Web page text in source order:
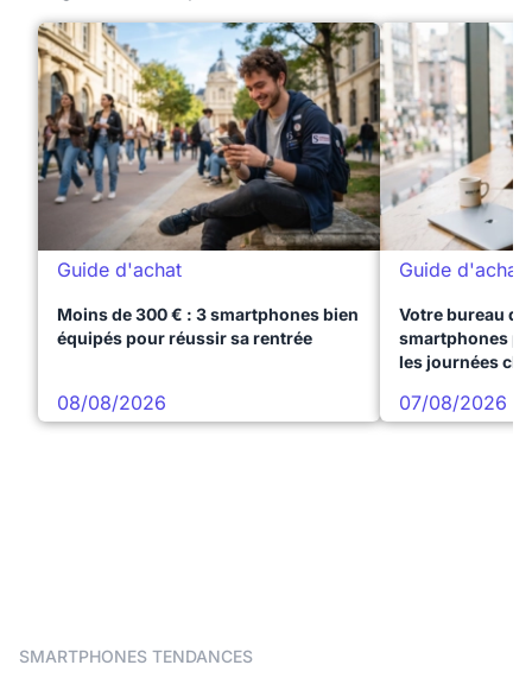
Guide d'achat
Moins de 300 € : 3 smartphones bien
équipés pour réussir sa rentrée
08/08/2026
Guide d'achat
Votre bureau
smartphones
les journées
07/08/2026
SMARTPHONES TENDANCES